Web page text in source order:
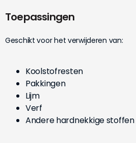
Toepassingen
Geschikt voor het verwijderen van:
Koolstofresten
Pakkingen
Lijm
Verf
Andere hardnekkige stoffen